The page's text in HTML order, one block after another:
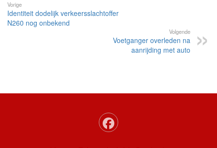
Vorige
Identiteit dodelijk verkeersslachtoffer
N260 nog onbekend
Volgende
Voetganger overleden na
aanrijding met auto